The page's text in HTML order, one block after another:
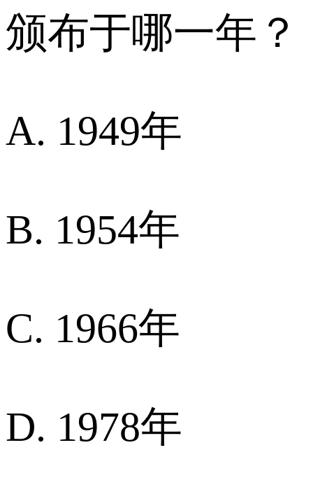
颁布于哪一年？
A. 1949年
B. 1954年
C. 1966年
D. 1978年